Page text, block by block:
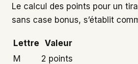
Le calcul des points pour un
sans case bonus, s’établit
Lettre Valeur
M
2 points